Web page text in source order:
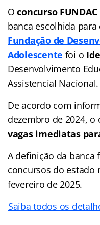
Oconcurso FUNDAC
banca escolhida
Fundação de
Adolescente foi o
Desenvolvimento
Assistencial Nacional.
De acordo com
dezembro de 2024,
vagas imediatas
A definição da
concursos do estado
fevereiro de 2025.
Saiba todos os